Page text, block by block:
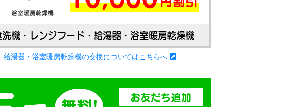
給湯器・浴室暖房乾燥機の交換についてはこちらへ